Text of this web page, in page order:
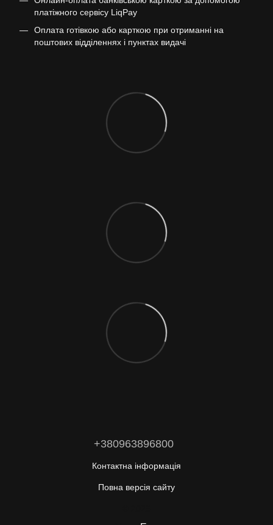
платіжного сервісу LiqPay
Оплата готівкою або карткою при отриманні на
поштових відділеннях і пунктах видачі
+380963896800
Контактна інформація
Повна версія сайту